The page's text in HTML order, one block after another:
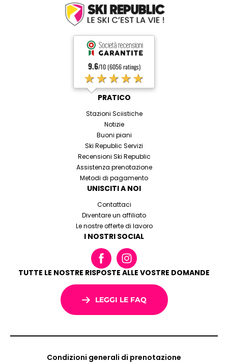
9.6/10 (6056 ratings)
★★★★★
PRATICO
Stazioni Sciistiche
Notizie
Buoni piani
Ski Republic Servizi
Recensioni Ski Republic
Assistenza prenotazione
Metodi di pagamento
UNISCITI A NOI
Contattaci
Diventare un affiliato
Le nostre offerte di lavoro
I NOSTRI SOCIAL
TUTTE LE NOSTRE RISPOSTE ALLE VOSTRE DOMANDE
LEGGI LE FAQ
Condizioni generali di prenotazione